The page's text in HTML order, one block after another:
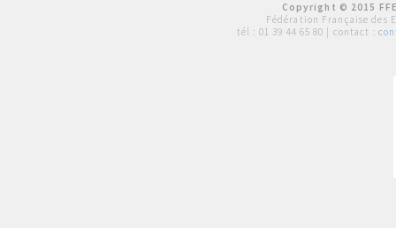
Copyright © 2015
Fédération Française des
tél : 01 39 44 65 80 | contact :